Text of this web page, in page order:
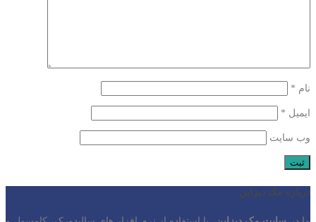
نام *
ایمیل *
وب‌ سایت
درباره مک دیزاین